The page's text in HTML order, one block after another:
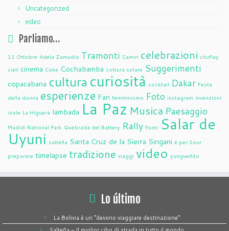
Uncategorized
video
Parliamo…
11 Ottobre Adela Zamudio Tramonti Camiri celebrazioni chuflay
cieli cinema Coke Cochabamba cottura solare Suggerimenti
copacabana cultura curiosità cocktail Dakar Festa
della donna esperienze Fan femminismo Foto instagram invenzioni
isole La Higuera lambada La Paz Musica Paesaggio
Madidi National Park Quebrada del Battery Rally fiumi Salar de
Uyuni salteña Santa Cruz de la Sierra Singani è per Sour
preparare timelapse tradizione viaggi video yungueñito
Lo último
La Bolivia è un “devono viaggiare destinazione”